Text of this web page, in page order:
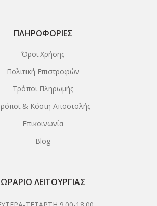
ΠΛΗΡΟΦΟΡΊΕΣ
Όροι Χρήσης
Πολιτική Επιστροφών
Τρόποι Πληρωμής
& Κόστη Αποστολής
Επικοινωνία
Blog
ΩΡΆΡΙΟ ΛΕΙΤΟΥΡΓΊΑΣ